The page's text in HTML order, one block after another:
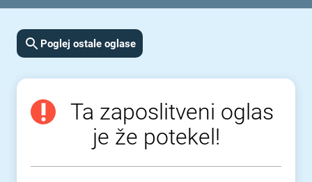
Poglej ostale oglase
Ta zaposlitveni oglas
je že potekel!